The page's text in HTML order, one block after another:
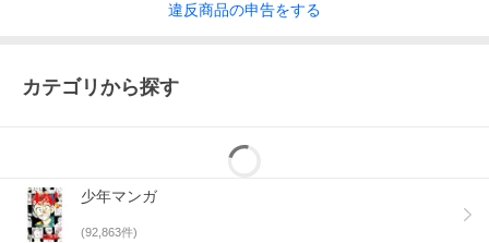
違反商品の申告をする
カテゴリから探す
少年マンガ
(92,863件)